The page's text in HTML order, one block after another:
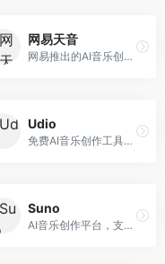
网易天音
网易推出的AI音乐创作工具，支持作词、作曲与编曲。面向音乐爱好者和独立音乐人，提供歌词生成、旋律创作、编曲制作等服务，与网易云音乐生态深度整合。
Udio
免费AI音乐创作工具，专注于高质量音乐生成。面向音乐创作者和内容制作者，支持多种音乐风格生成，音质专业，创作自由度高，适合专业音乐制作场景。
Suno
AI音乐创作平台，支持通过文字描述生成完整歌曲，包含歌词、旋律和人声。面向音乐爱好者、内容创作者和独立音乐人，操作门槛低，创作速度快，支持多种音乐风格，为音乐创作带来全新可能。